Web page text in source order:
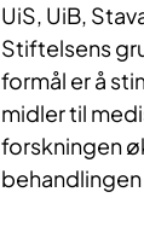
UiS, UiB,
​Stiftelsens
formål er å
midler til
forskningen
behandlingen